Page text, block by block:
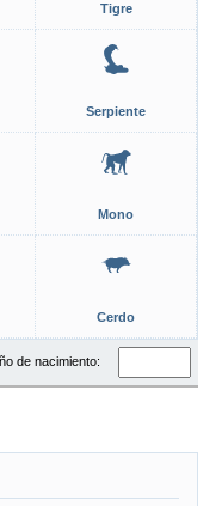
Tigre
Serpiente
Mono
Cerdo
de nacimiento: